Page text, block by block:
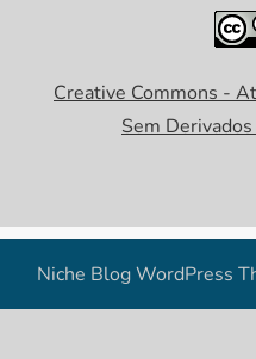
Creative Commons -
Sem
Niche Blog WordPress